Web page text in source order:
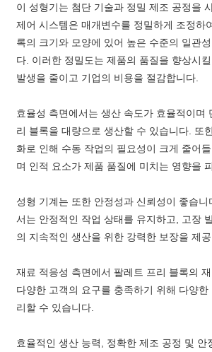
이 성형기는 첨단 기술과 정밀 제조 공정을
제어 시스템은 매개변수를 정밀하게 조정하
록의 크기와 모양에 있어 높은 수준의 일관
다. 이러한 정밀도는 제품의 품질을 향상시
발생을 줄이고 기업의 비용을 절감합니다.
효율성 측면에서는 생산 속도가 효율적이며
리 블록을 대량으로 생산할 수 있습니다. 또
화로 인해 수동 작업의 필요성이 크게 줄어
며 인적 요소가 제품 품질에 미치는 영향을
성형 기계는 또한 안정성과 신뢰성이 좋습니
서는 안정적인 작업 상태를 유지하고, 고장
의 지속적인 생산을 위한 강력한 보장을 제
재료 적응성 측면에서 팔레트 프리 블록의
다양한 고객의 요구를 충족하기 위해 다양한
리할 수 있습니다.
효율적인 생산 능력, 정확한 제조 공정 및 안